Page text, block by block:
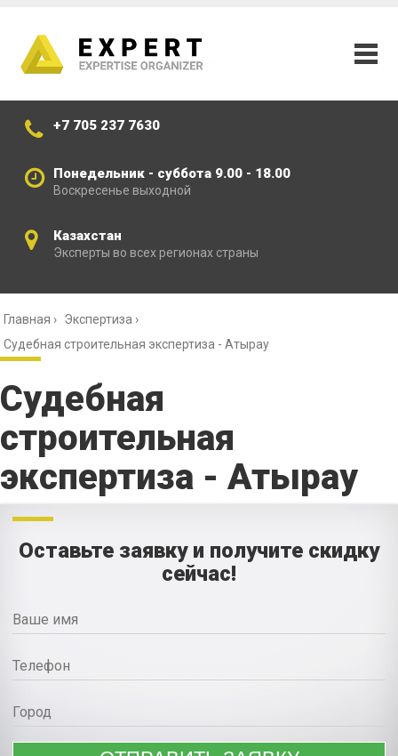
+7 705 237 7630
Понедельник - суббота 9.00 - 18.00
Воскресенье выходной
Казахстан
Эксперты во всех регионах страны
Главная › Экспертиза ›
Судебная строительная экспертиза - Атырау
Судебная
строительная
экспертиза - Атырау
Оставьте заявку и получите скидку
сейчас!